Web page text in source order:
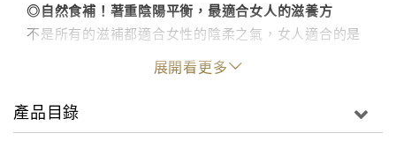
◎自然食補！著重陰陽平衡，最適合女人的滋養方
不是所有的滋補都適合女性的陰柔之氣，女人適合的是
血的滋養，大棗、龍眼肉、蓮子心是味道甘醇的食補佳
品，能調節心陰、心血與心火，而不會補過頭，反而適
得其反。
展開看更多
產品目錄